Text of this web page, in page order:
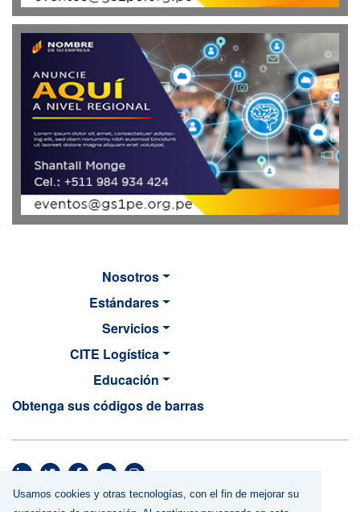
Nosotros
Estándares
Servicios
CITE Logística
Educación
Obtenga sus códigos de barras
Usamos cookies y otras tecnologías, con el fin de mejorar su